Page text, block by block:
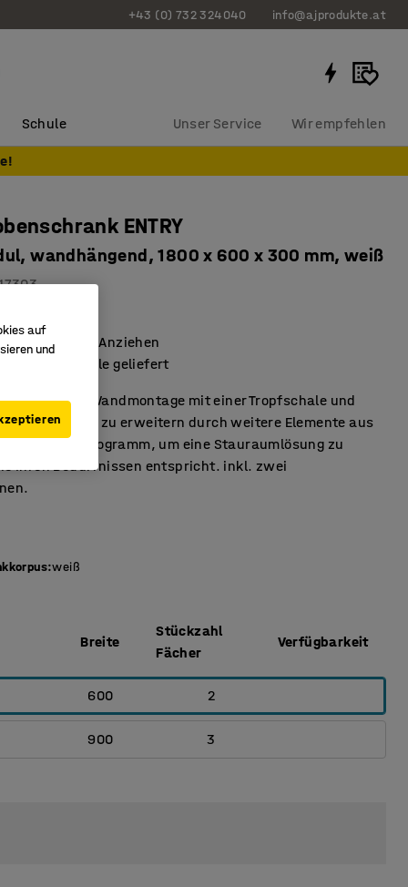
+43 (0) 732 324040 info@ajprodukte.at
Schule Unser Service Wir empfehlen
ENTRY
wandhängend, 1800 x 600 x 300 mm, weiß
erleichtert das Anziehen
Tropfschale geliefert
zur Wandmontage mit einer Tropfschale und
Einfach zu erweitern durch weitere Elemente aus
Garderobenprogramm, um eine Stauraumlösung zu
Ihren Bedürfnissen entspricht. inkl. zwei
:weiß
Breite
Stückzahl
Fächer
Verfügbarkeit
600 2
900 3
auf
und